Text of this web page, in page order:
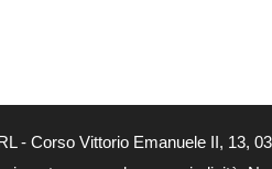
- Corso Vittorio Emanuele II, 13,